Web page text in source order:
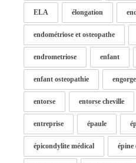
ELA élongation
endométriose et osteopathe
endrometriose enfant
enfant osteopathie
entorse entorse cheville
entreprise épaule
épicondylite médical épine